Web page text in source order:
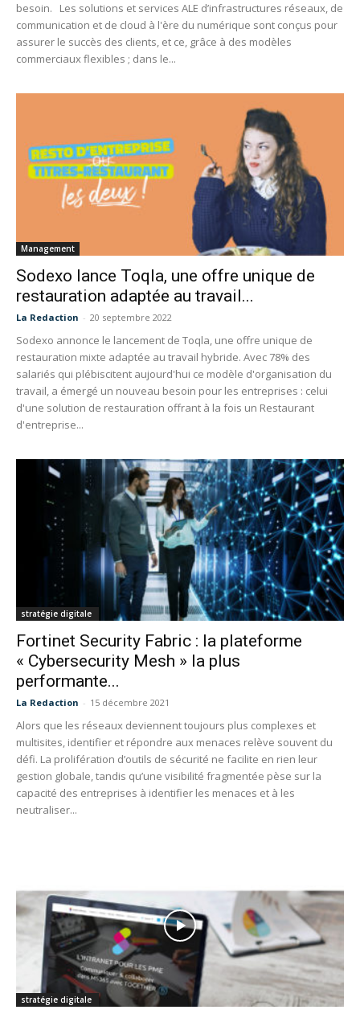
besoin. Les solutions et services ALE d’infrastructures réseaux, de
communication et de cloud à l'ère du numérique sont conçus pour
assurer le succès des clients, et ce, grâce à des modèles
commerciaux flexibles ; dans le...
Management
Sodexo lance Toqla, une offre unique de
restauration adaptée au travail...
La Redaction - 20 septembre 2022
Sodexo annonce le lancement de Toqla, une offre unique de
restauration mixte adaptée au travail hybride. Avec 78% des
salariés qui plébiscitent aujourd'hui ce modèle d'organisation du
travail, a émergé un nouveau besoin pour les entreprises : celui
d'une solution de restauration offrant à la fois un Restaurant
d'entreprise...
stratégie digitale
Fortinet Security Fabric : la plateforme
« Cybersecurity Mesh » la plus
performante...
La Redaction - 15 décembre 2021
Alors que les réseaux deviennent toujours plus complexes et
multisites, identifier et répondre aux menaces relève souvent du
défi. La prolifération d’outils de sécurité ne facilite en rien leur
gestion globale, tandis qu’une visibilité fragmentée pèse sur la
capacité des entreprises à identifier les menaces et à les
neutraliser...
stratégie digitale